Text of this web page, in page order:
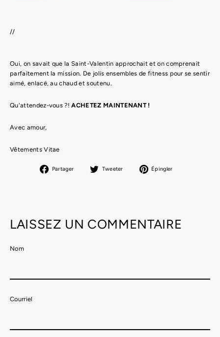
//
Oui, on savait que la Saint-Valentin approchait et on comprenait
parfaitement la mission. De jolis ensembles de fitness pour se sentir
aimé, enlacé, au chaud et soutenu.
Qu'attendez-vous ?!ACHETEZ MAINTENANT !
Avec amour,
Vêtements Vitae
Partager
PartagerTweeter
TweeterÉpingler
LAISSEZ UN COMMENTAIRE
Nom
Courriel